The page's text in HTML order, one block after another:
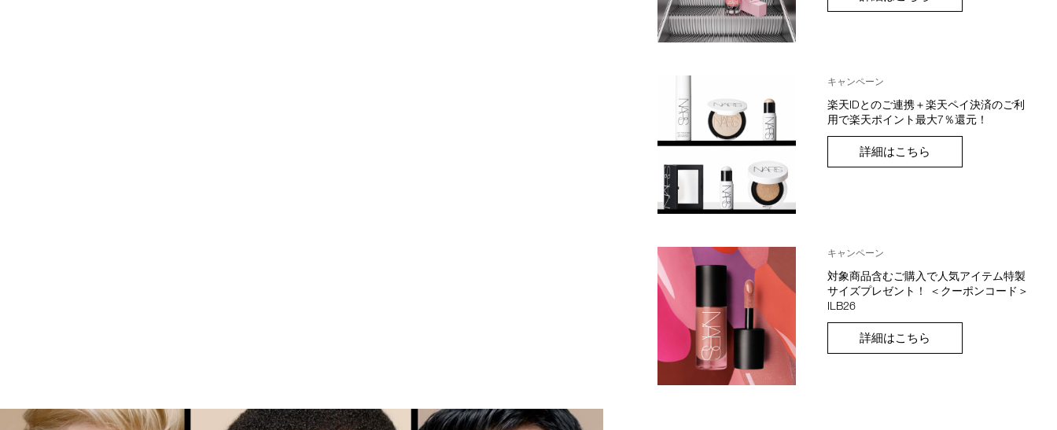
キャンペーン
楽天IDとのご連携＋楽天ペイ決済のご利
用で楽天ポイント最大7％還元！
詳細はこちら
キャンペーン
対象商品含むご購入で人気アイテム特製
サイズプレゼント！ ＜クーポンコード＞
ILB26
詳細はこちら